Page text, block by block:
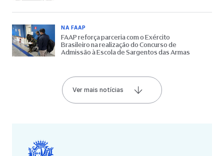
NA FAAP
FAAP reforça parceria com o Exército
Brasileiro na realização do Concurso de
Admissão à Escola de Sargentos das Armas
Ver mais notícias